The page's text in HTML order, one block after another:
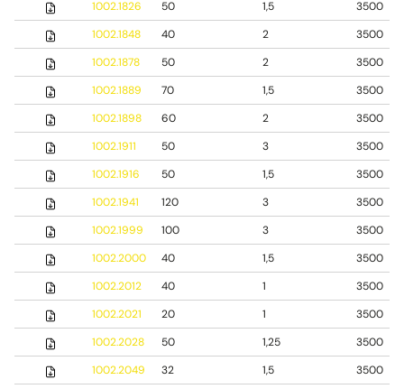
1002.1826
50 1,5
3500
1002.1848
40 2
3500
1002.1878
50 2
3500
1002.1889
70 1,5
3500
1002.1898
60 2
3500
1002.1911
50 3
3500
1002.1916
50 1,5
3500
1002.1941
120 3
3500
1002.1999
100 3
3500
1002.2000
40 1,5
3500
1002.2012
40 1
3500
1002.2021
20 1
3500
1002.2028
50 1,25
3500
1002.2049
32 1,5 3500